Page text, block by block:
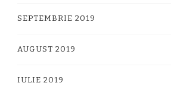
SEPTEMBRIE 2019
AUGUST 2019
IULIE 2019